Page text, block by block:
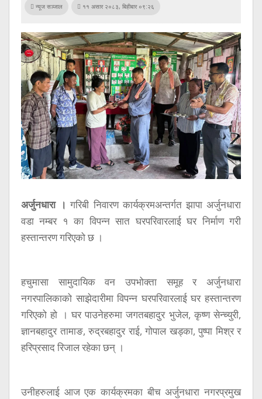
न्यूज सञ्जाल ११ असार २०८३, बिहीबार ०९:२६
अर्जुनधारा । गरिबी निवारण कार्यक्रमअन्तर्गत झापा अर्जुनधारा
वडा नम्बर १ का विपन्न सात घरपरिवारलाई घर निर्माण गरी
हस्तान्तरण गरिएको छ ।
हचुमासा सामुदायिक वन उपभोक्ता समूह र अर्जुनधारा
नगरपालिकाको साझेदारीमा विपन्न घरपरिवारलाई घर हस्तान्तरण
गरिएको हो । घर पाउनेहरुमा जगतबहादुर भुजेल, कृष्ण सेन्च्युरी,
ज्ञानबहादुर तामाङ, रुद्रबहादुर राई, गोपाल खड्का, पुष्पा मिश्र र
हरिप्रसाद रिजाल रहेका छन् ।
उनीहरुलाई आज एक कार्यक्रमका बीच अर्जुनधारा नगरप्रमुख
कला
खेलकुद
सूचना
प्रविधि
अन्तर्वार्ता
अन्तर्राष्ट्रिय
स्वास्थ्य
विज्ञापन